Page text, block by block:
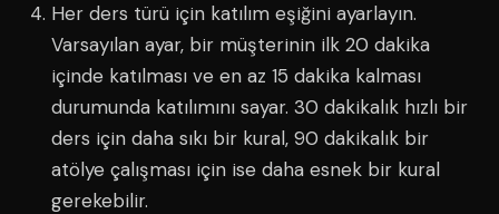
Her ders türü için katılım eşiğini ayarlayın.
Varsayılan ayar, bir müşterinin ilk 20 dakika
içinde katılması ve en az 15 dakika kalması
durumunda katılımını sayar. 30 dakikalık hızlı bir
ders için daha sıkı bir kural, 90 dakikalık bir
atölye çalışması için ise daha esnek bir kural
gerekebilir.